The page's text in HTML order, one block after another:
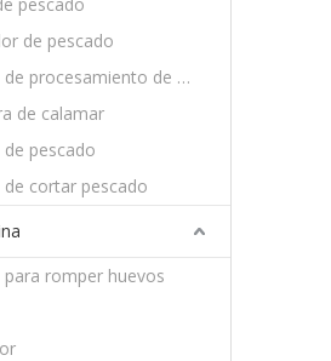
de pescado
Máquina de procesamiento de camarón
de calamar
pescado
de cortar pescado
para romper huevos